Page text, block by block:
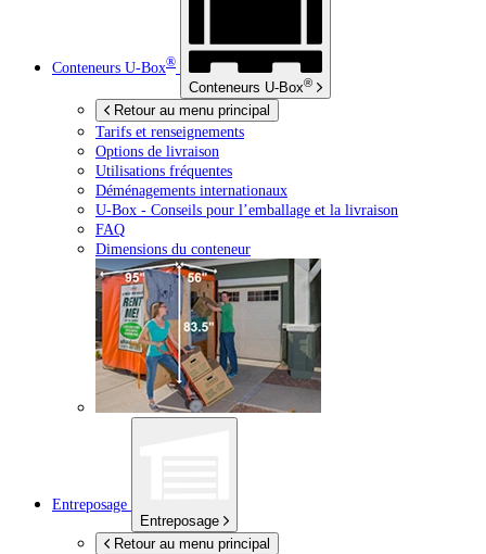
Conteneurs U-Box®
Conteneurs U-Box®
Retour au menu principal
Tarifs et renseignements
Options de livraison
Utilisations fréquentes
Déménagements internationaux
U-Box - Conseils pour l’emballage et la livraison
FAQ
Dimensions du conteneur
Entreposage
Entreposage
Retour au menu principal